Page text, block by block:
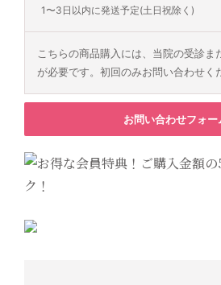
1〜3日以内に発送予定(土日祝除く)
こちらの商品購入には、当院の受診ま
が必要です。初回のみお問い合わせく
お問い合わせフォー